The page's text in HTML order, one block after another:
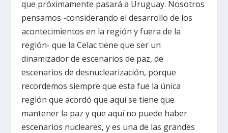
que próximamente pasará a Uruguay. Nosotros
pensamos -considerando el desarrollo de los
acontecimientos en la región y fuera de la
región- que la Celac tiene que ser un
dinamizador de escenarios de paz, de
escenarios de desnuclearización, porque
recordemos siempre que esta fue la única
región que acordó que aquí se tiene que
mantener la paz y que aquí no puede haber
escenarios nucleares, y es una de las grandes